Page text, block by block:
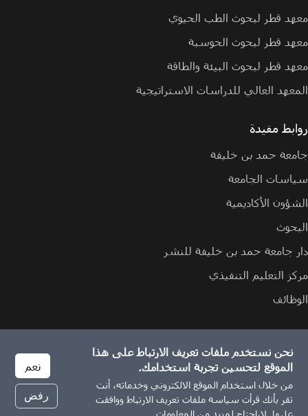
معهد قطر لبحوث الطب الحيوي
معهد قطر لبحوث الحوسبة
معهد قطر لبحوث البيئة والطاقة
المعهد العالي للدراسات الاستراتيجية
روابط مفيدة
جامعة حمد بن خليفة
سياسات الجامعة
الشؤون الأكاديمية
البحوث
دار جامعة حمد بن خليفة للنشر
مركز التعليم التنفيذي
الوظائف
الإبلاغ عن مشكلةسياسة ملفات تعريف الارتباطسياسة الخصوصيةنحن نستخدم ملفات تعريف الارتباط على هذا
الموقع لتحسين تجربة استخدامك.
من خلال استخدام الموقع الالكتروني وخدماته، أنت
تقر بأنك قرأت سياسة ملفات تعريف الارتباط ووافقت
عليها. لا،احتاج لمزيد من المعلومات
نعم
رفض